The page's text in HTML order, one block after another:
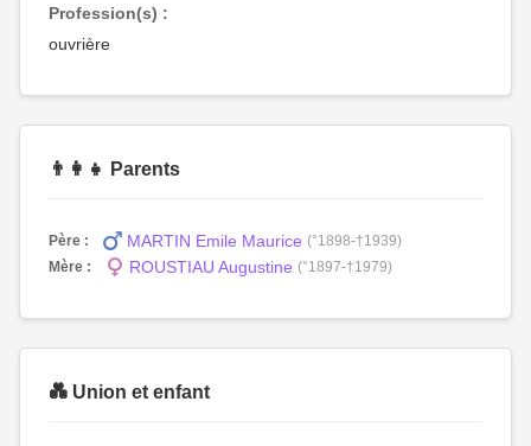
Profession(s) :
ouvrière
👨‍👩‍👧 Parents
Père : MARTIN Emile Maurice (°1898-†1939)
Mère :
ROUSTIAU Augustine (°1897-†1979)
💑 Union et enfant